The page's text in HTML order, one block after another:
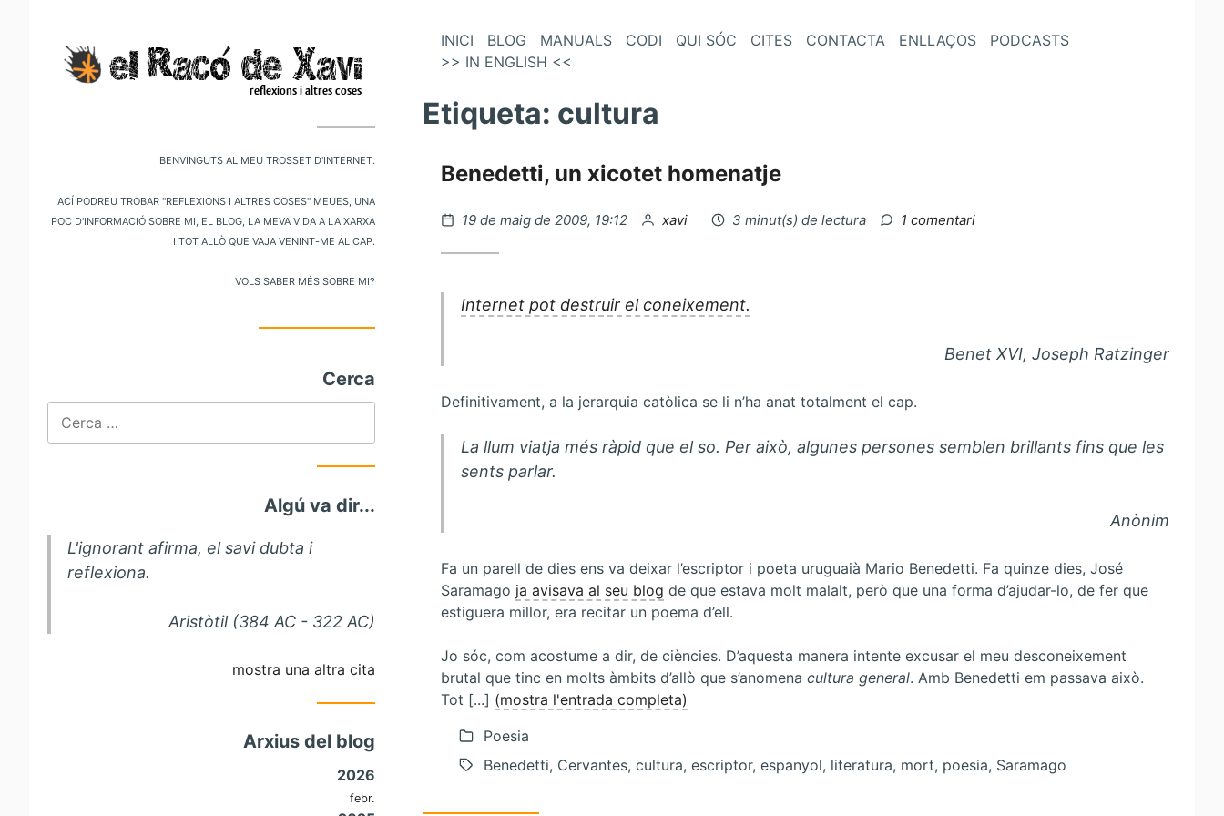
principal
Benvinguts al meu trosset d'internet.
Ací podreu trobar "reflexions i altres coses" meues, una
poc d'informació sobre mi, el blog, la meva vida a la xarxa
i tot allò que vaja venint-me al cap.
Vols saber més sobre mi?
Cerca
Algú va dir...
L'ignorant afirma, el savi dubta i
reflexiona.
Aristòtil (384 AC - 322 AC)
mostra una altra cita
Arxius del blog
2026
febr.
VésINICI BLOG MANUALS CODI QUI SÓC CITES CONTACTA ENLLAÇOS
PODCASTS
>> IN ENGLISH <<
Etiqueta: cultura
Benedetti, un xicotet homenatje
Publicat
19 de maig de 2009, 19:12 per
xavi 3 minut(s) de lectura 1 comentaria
Internet pot destruir el coneixement.
Benet XVI, Joseph Ratzinger
Definitivament, a la jerarquia catòlica se li n’ha anat totalment el cap.
La llum viatja més ràpid que el so. Per això, algunes persones semblen brillants fins que les
sents parlar.
Anònim
Fa un parell de dies ens va deixar l’escriptor i poeta uruguaià Mario Benedetti. Fa quinze dies, José
Saramago ja avisava al seu blog de que estava molt malalt, però que una forma d’ajudar-lo, de fer que
estiguera millor, era recitar un poema d’ell.
Jo sóc, com acostume a dir, de ciències. D’aquesta manera intente excusar el meu desconeixement
brutal que tinc en molts àmbits d’allò que s’anomena cultura general. Amb Benedetti em passava això.
Tot [...] (mostra l'entrada completa)
Poesia
Benedetti, Cervantes, cultura, escriptor, espanyol, literatura, mort, poesia, Saramago